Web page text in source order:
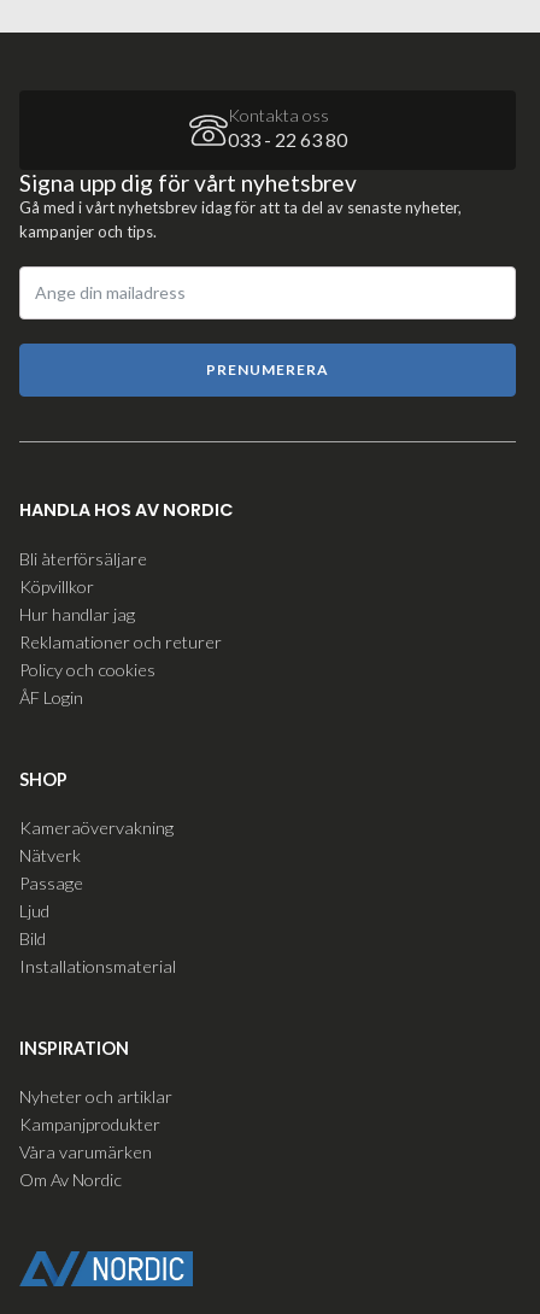
Kontakta oss
033 - 22 63 80
Signa upp dig för vårt nyhetsbrev
Gå med i vårt nyhetsbrev idag för att ta del av senaste nyheter,
kampanjer och tips.
PRENUMERERA
HANDLA HOS AV NORDIC
Bli återförsäljare
Köpvillkor
Hur handlar jag
Reklamationer och returer
Policy och cookies
ÅF Login
SHOP
Kameraövervakning
Nätverk
Passage
Ljud
Bild
Installationsmaterial
INSPIRATION
Nyheter och artiklar
Kampanjprodukter
Våra varumärken
Om Av Nordic